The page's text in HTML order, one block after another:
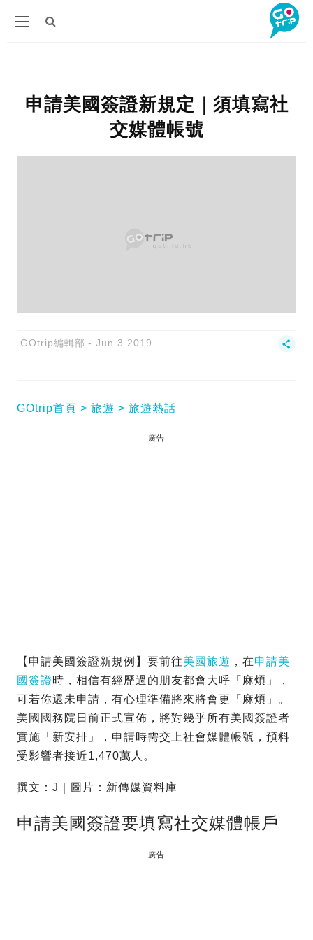
申請美國簽證新規定｜須填寫社
交媒體帳號
GOtrip編輯部 Jun 3 2019
GOtrip首頁 旅遊 旅遊熱話
廣告
【申請美國簽證新規例】要前往美國旅遊 ，在申請美
國簽證時，相信有經歷過的朋友都會大呼「麻煩」，
可若你還未申請，有心理準備將來將會更「麻煩」。
美國國務院日前正式宣佈，將對幾乎所有美國簽證者
實施「新安排」，申請時需交上社會媒體帳號，預料
受影響者接近1,470萬人。
撰文：J｜圖片：新傳媒資料庫
申請美國簽證要填寫社交媒體帳戶
廣告